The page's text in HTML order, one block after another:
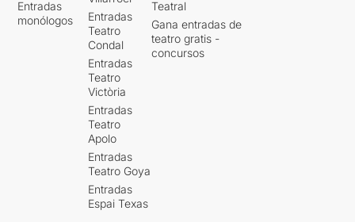
Entradas
monólogos
Entradas
Teatro
Condal
Entradas
Teatro
Victòria
Entradas
Teatro
Apolo
Entradas
Teatro Goya
Entradas
Espai Texas
Teatral
Gana entradas de
teatro gratis -
concursos